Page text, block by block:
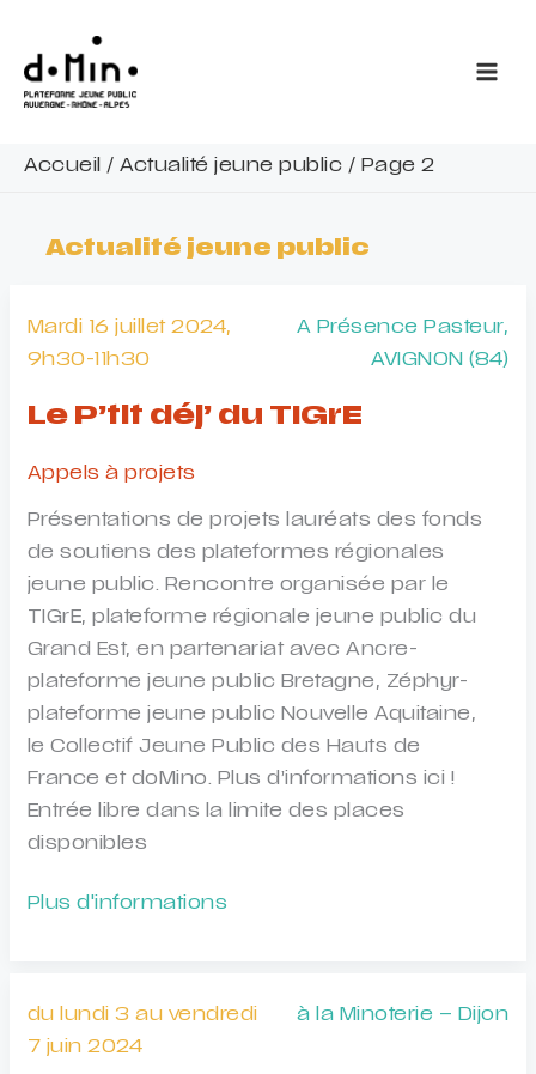
contenu
Accueil / Actualité jeune public / Page 2
Actualité jeune public
Mardi 16 juillet 2024,
9h30-11h30
A Présence Pasteur,
AVIGNON (84)
Le P’tit déj’ du TIGrE
Appels à projets
Présentations de projets lauréats des fonds
de soutiens des plateformes régionales
jeune public. Rencontre organisée par le
TIGrE, plateforme régionale jeune public du
Grand Est, en partenariat avec Ancre-
plateforme jeune public Bretagne, Zéphyr-
plateforme jeune public Nouvelle Aquitaine,
le Collectif Jeune Public des Hauts de
France et doMino. Plus d’informations ici !
Entrée libre dans la limite des places
disponibles
Le
Plus d'informations
du lundi 3 au vendredi
7 juin 2024
à la Minoterie – Dijon